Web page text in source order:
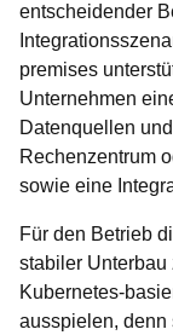
entscheidender
premises
Unternehmen
Datenquellen
Rechenzentrum
sowie eine
Für den Betrieb
stabiler
Kubernetes-
ausspielen, denn